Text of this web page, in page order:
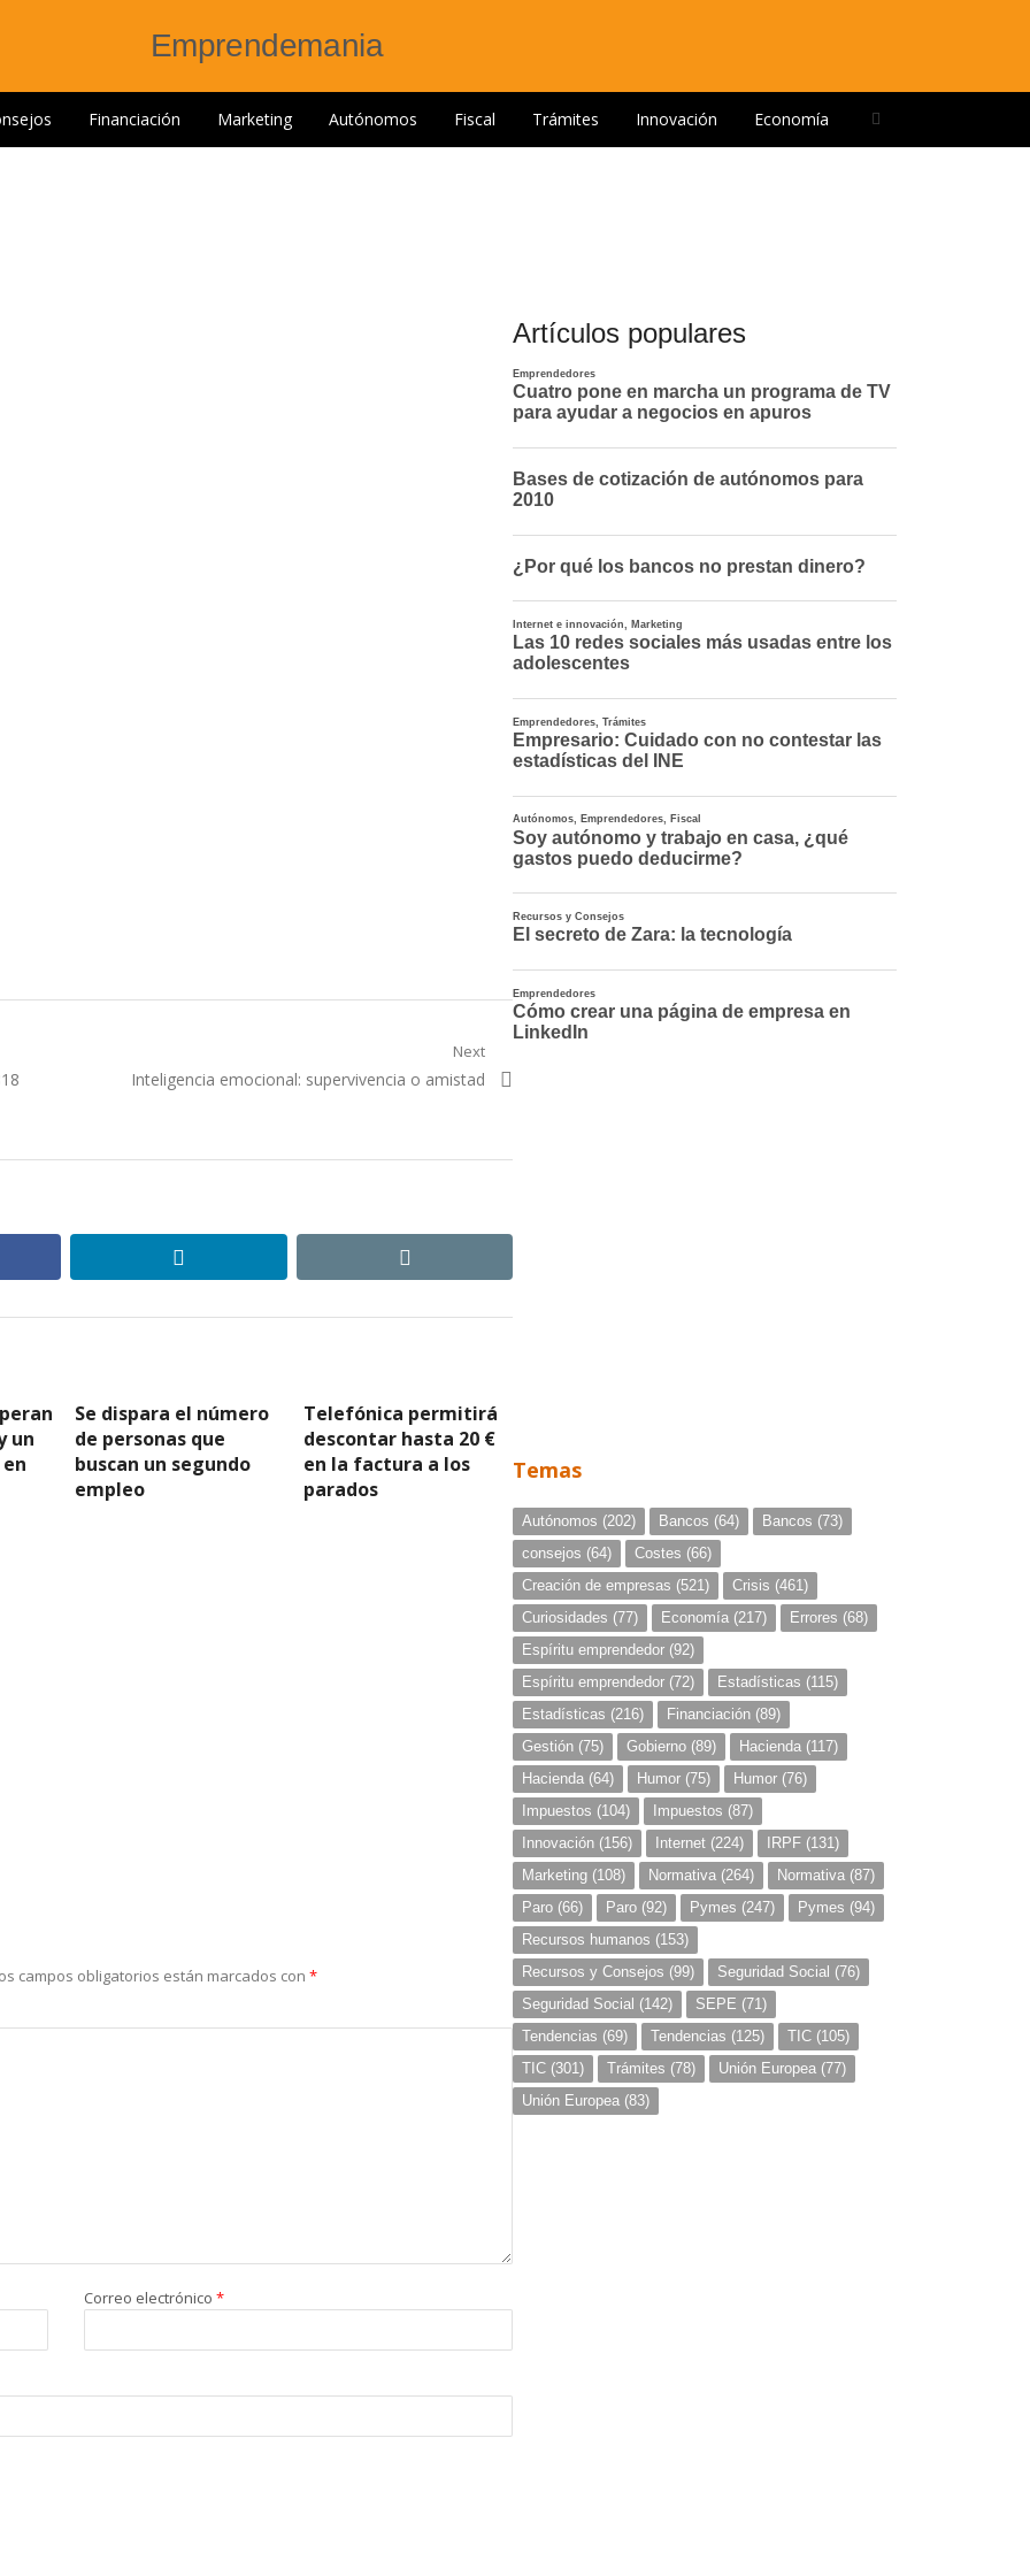
Financiación Marketing Autónomos Fiscal Trámites Innovación Economía
Next
Next
Inteligencia emocional: supervivencia o amistad
linkedin
un
Se dispara el número
de personas que
buscan un segundo
empleo
Telefónica permitirá
descontar hasta 20 €
en la factura a los
parados
campos obligatorios están marcados con *
Correo electrónico *
Artículos populares
Temas
Autónomos (202) Bancos (64) Bancos (73)
consejos (64) Costes (66)
Creación de empresas (521) Crisis (461)
Curiosidades (77) Economía (217) Errores (68)
Espíritu emprendedor (92)
Espíritu emprendedor (72) Estadísticas (115)
Estadísticas (216) Financiación (89)
Gestión (75) Gobierno (89) Hacienda (117)
Hacienda (64) Humor (75) Humor (76)
Impuestos (104) Impuestos (87)
Innovación (156) Internet (224) IRPF (131)
Marketing (108) Normativa (264) Normativa (87)
Paro (66) Paro (92) Pymes (247) Pymes (94)
Recursos humanos (153)
Recursos y Consejos (99) Seguridad Social (76)
Seguridad Social (142) SEPE (71)
Tendencias (69) Tendencias (125) TIC (105)
TIC (301) Trámites (78) Unión Europea (77)
Unión Europea (83)